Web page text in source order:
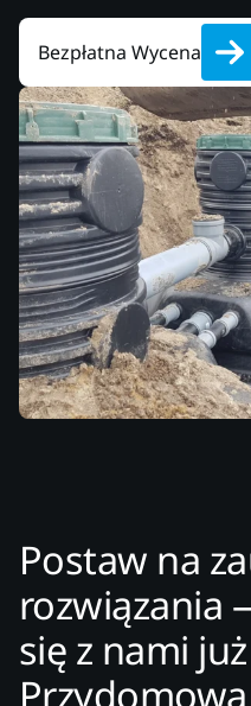
Bezpłatna Wycena
Postaw na
rozwiązania
się z nami